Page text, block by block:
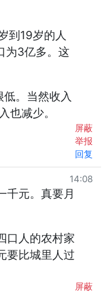
到19岁的人
为3亿多。这
。当然收入
也减少。
屏蔽
举报
回复
14:08
千元。真要月
口人的农村家
要比城里人过
屏蔽